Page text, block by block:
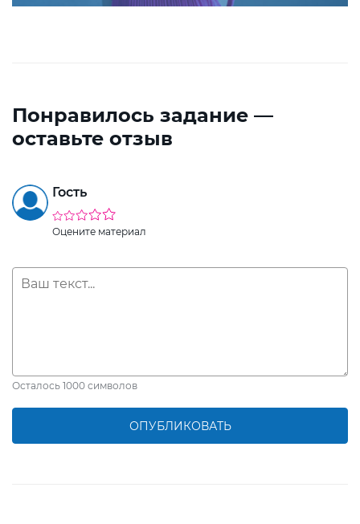
Понравилось задание —
оставьте отзыв
Гость
Оцените материал
Осталось 1000 символов
ОПУБЛИКОВАТЬ